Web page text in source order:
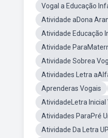
Vogal a Educação
Atividade aDona
Atividade Educação
Atividade
Atividade Sobrea
Atividades Letra
Aprenderas Vogais
AtividadeLetra Inicial
Atividades ParaPré
Atividade Da Letra